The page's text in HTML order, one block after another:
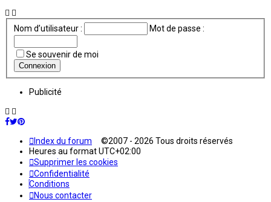
Nom d’utilisateur : Mot de passe :
Se souvenir de moi
Publicité
Index du forum ©2007 - 2026 Tous droits réservés
Heures au formatUTC+02:00
Supprimer les cookies
Confidentialité
Conditions
Nous contacter